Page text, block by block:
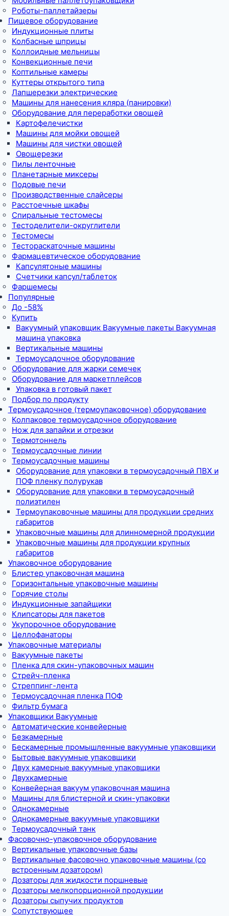
Роботы-паллетайзеры
Пищевое оборудование
Индукционные плиты
Колбасные шприцы
Коллоидные мельницы
Конвекционные печи
Коптильные камеры
Куттеры открытого типа
Лапшерезки электрические
Машины для нанесения кляра (панировки)
Оборудование для переработки овощей
Картофелечистки
Машины для мойки овощей
Машины для чистки овощей
Овощерезки
Пилы ленточные
Планетарные миксеры
Подовые печи
Производственные слайсеры
Расстоечные шкафы
Спиральные тестомесы
Тестоделители-округлители
Тестомесы
Тестораскаточные машины
Фармацевтическое оборудование
Капсулятоные машины
Счетчики капсул/таблеток
Фаршемесы
Популярные
До -58%
Купить
Вакуумный упаковщик Вакуумные пакеты Вакуумная
машина упаковка
Вертикальные машины
Термоусадочное оборудование
Оборудование для жарки семечек
Оборудование для маркетплейсов
Упаковка в готовый пакет
Подбор по продукту
Термоусадочное (термоупаковочное) оборудование
Колпаковое термоусадочное оборудование
Нож для запайки и отрезки
Термотоннель
Термоусадочные линии
Термоусадочные машины
Оборудование для упаковки в термоусадочный ПВХ и
ПОФ пленку полурукав
Оборудование для упаковки в термоусадочный
полиэтилен
Термоупаковочные машины для продукции средних
габаритов
Упаковочные машины для длинномерной продукции
Упаковочные машины для продукции крупных
габаритов
Упаковочное оборудование
Блистер упаковочная машина
Горизонтальные упаковочные машины
Горячие столы
Индукционные запайщики
Клипсаторы для пакетов
Укупорочное оборудование
Целлофанаторы
Упаковочные материалы
Вакуумные пакеты
Пленка для скин-упаковочных машин
Стрейч-пленка
Стреппинг-лента
Термоусадочная пленка ПОФ
Фильтр бумага
Упаковщики Вакуумные
Автоматические конвейерные
Безкамерные
Бескамерные промышленные вакуумные упаковщики
Бытовые вакуумные упаковщики
Двух камерные вакуумные упаковщики
Двухкамерные
Конвейерная вакуум упаковочная машина
Машины для блистерной и скин-упаковки
Однокамерные
Однокамерные вакуумные упаковщики
Термоусадочный танк
Фасовочно-упаковочное оборудование
Вертикальные упаковочные базы
Вертикальные фасовочно упаковочные машины (со
встроенным дозатором)
Дозаторы для жидкости поршневые
Дозаторы мелкопорционной продукции
Дозаторы сыпучих продуктов
Сопутствующее